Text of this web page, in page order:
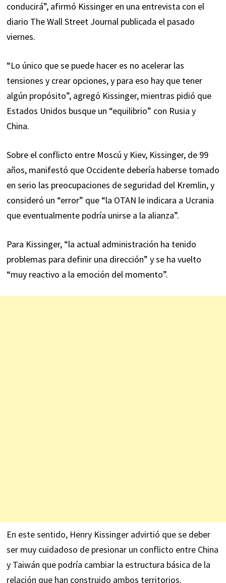
conducirá”, afirmó Kissinger en una entrevista con el
diario The Wall Street Journal publicada el pasado
viernes.
“Lo único que se puede hacer es no acelerar las
tensiones y crear opciones, y para eso hay que tener
algún propósito”, agregó Kissinger, mientras pidió que
Estados Unidos busque un “equilibrio” con Rusia y
China.
Sobre el conflicto entre Moscú y Kiev, Kissinger, de 99
años, manifestó que Occidente debería haberse tomado
en serio las preocupaciones de seguridad del Kremlin, y
consideró un “error” que “la OTAN le indicara a Ucrania
que eventualmente podría unirse a la alianza”.
Para Kissinger, “la actual administración ha tenido
problemas para definir una dirección” y se ha vuelto
“muy reactivo a la emoción del momento”.
En este sentido, Henry Kissinger advirtió que se deber
ser muy cuidadoso de presionar un conflicto entre China
y Taiwán que podría cambiar la estructura básica de la
relación que han construido ambos territorios.